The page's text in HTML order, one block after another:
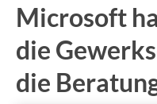
Microsoft
die
die